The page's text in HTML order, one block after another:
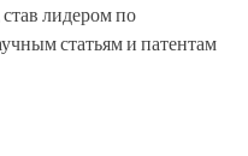
лидером по
статьям и патентам